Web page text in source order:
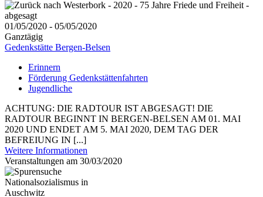
01/05/2020 - 05/05/2020
Ganztägig
Gedenkstätte Bergen-Belsen
Erinnern
Förderung Gedenkstättenfahrten
Jugendliche
ACHTUNG: DIE RADTOUR IST ABGESAGT! DIE
RADTOUR BEGINNT IN BERGEN-BELSEN AM 01. MAI
2020 UND ENDET AM 5. MAI 2020, DEM TAG DER
BEFREIUNG IN [...]
Weitere Informationen
Veranstaltungen am 30/03/2020